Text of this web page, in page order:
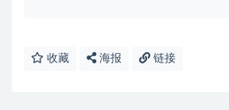
收藏 海报 链接